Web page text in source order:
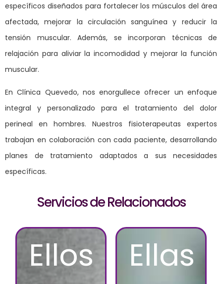
específicos diseñados para fortalecer los músculos del área
afectada, mejorar la circulación sanguínea y reducir la
tensión muscular. Además, se incorporan técnicas de
relajación para aliviar la incomodidad y mejorar la función
muscular.
En Clínica Quevedo, nos enorgullece ofrecer un enfoque
integral y personalizado para el tratamiento del dolor
perineal en hombres. Nuestros fisioterapeutas expertos
trabajan en colaboración con cada paciente, desarrollando
planes de tratamiento adaptados a sus necesidades
específicas.
Servicios de Relacionados
Ellos Ellas